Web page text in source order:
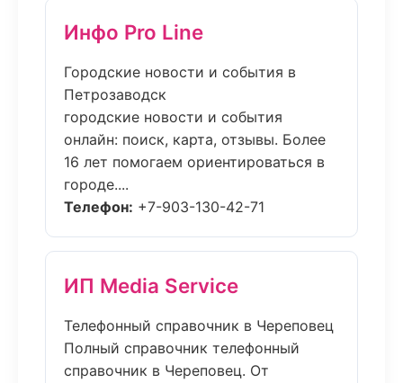
Инфо Pro Line
Городские новости и события в
Петрозаводск
городские новости и события
онлайн: поиск, карта, отзывы. Более
16 лет помогаем ориентироваться в
городе....
Телефон: +7-903-130-42-71
ИП Media Service
Телефонный справочник в Череповец
Полный справочник телефонный
справочник в Череповец. От